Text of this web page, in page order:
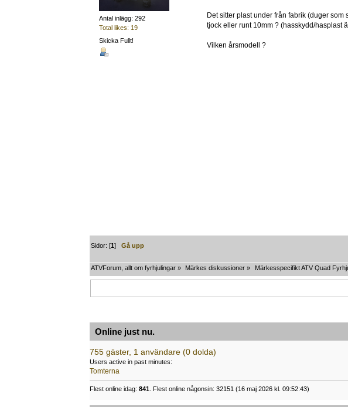
Antal inlägg: 292
Total likes: 19
Skicka Fullt!
Det sitter plast under från fabrik (duger
tjock eller runt 10mm ? (hasskydd/hasplast
Vilken årsmodell ?
Sidor: [1]Gå upp
ATVForum, allt om fyrhjulingar » Märkes diskussioner » Märkesspecifikt ATV Quad
Online just nu.
755 gäster, 1 användare (0 dolda)
Users active in past minutes:
Tomterna
Flest online idag: 841 . Flest online någonsin: 32151 (16 maj 2026 kl. 09:52:43)